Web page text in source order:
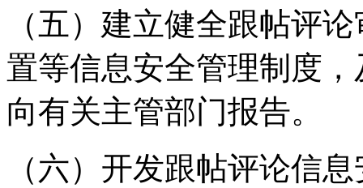
（五）建立健全跟帖评
置等信息安全管理制度
向有关主管部门报告。
（六）开发跟帖评论信